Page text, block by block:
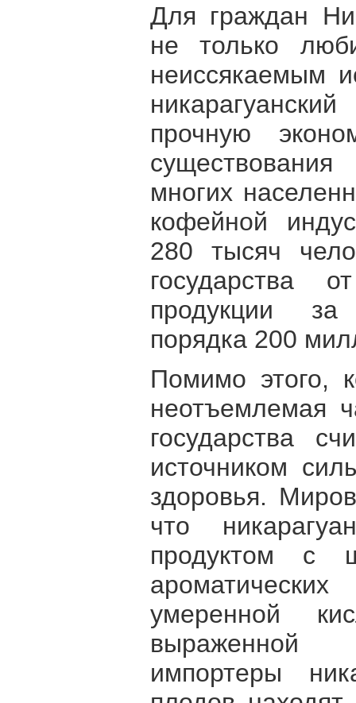
Для граждан
не только
неиссякаемым
прочную
многих
кофейной
280 тысяч
государства
продукции за
порядка 200
Помимо этого,
неотъемлемая
государства
источником
здоровья.
что
продуктом с
умеренной
импортеры